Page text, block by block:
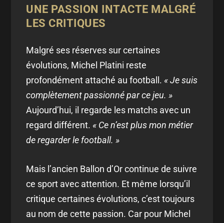
UNE PASSION INTACTE MALGRÉ
LES CRITIQUES
Malgré ses réserves sur certaines
évolutions, Michel Platini reste
profondément attaché au football.« Je suis
complètement passionné par ce jeu. »
Aujourd’hui, il regarde les matchs avec un
regard différent.« Ce n’est plus mon métier
de regarder le football. »
Mais l’ancien Ballon d’Or continue de suivre
ce sport avec attention. Et même lorsqu’il
critique certaines évolutions, c’est toujours
au nom de cette passion. Car pour Michel